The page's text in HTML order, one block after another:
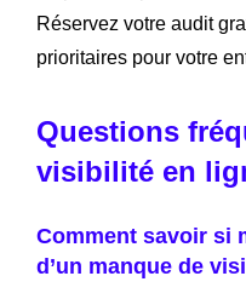
Réservez votre audit
prioritaires pour votre
Questions
visibilité en
Comment savoir si
d’un manque de